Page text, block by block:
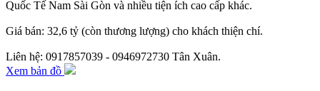
Quốc Tế Nam Sài Gòn và nhiều tiện ích cao cấp khác.
Giá bán: 32,6 tỷ (còn thương lượng) cho khách thiện chí.
Liên hệ: 0917857039 - 0946972730 Tân Xuân.
Xem bản đồ